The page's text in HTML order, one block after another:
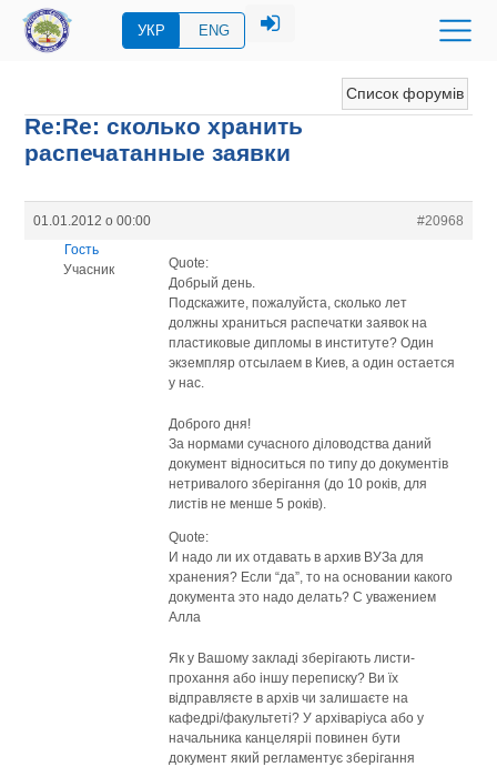
УКР ENG
Список форумів
Re:Re: сколько хранить
распечатанные заявки
01.01.2012 о 00:00
#20968
Гость
Учасник
Quote:
Добрый день.
Подскажите, пожалуйста, сколько лет
должны храниться распечатки заявок на
пластиковые дипломы в институте? Один
экземпляр отсылаем в Киев, а один остается
у нас.
Доброго дня!
За нормами сучасного діловодства даний
документ відноситься по типу до документів
нетривалого зберігання (до 10 років, для
листів не менше 5 років).
Quote:
И надо ли их отдавать в архив ВУЗа для
хранения? Если “да”, то на основании какого
документа это надо делать? С уважением
Алла
Як у Вашому закладі зберігають листи-
прохання або іншу переписку? Ви їх
відправляєте в архів чи залишаєте на
кафедрі/факультеті? У архіваріуса або у
начальника канцеляріі повинен бути
документ який регламентує зберігання